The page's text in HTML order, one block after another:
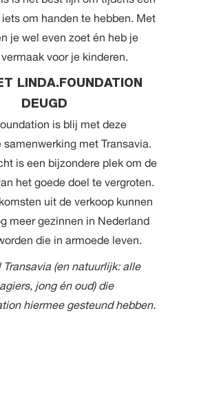
om handen te hebben. Met
je wel even zoet én heb je
voor je kinderen.
LINDA.FOUNDATION
DEUGD
is blij met deze
met Transavia.
is een bijzondere plek om de
het goede doel te vergroten.
uit de verkoop kunnen
meer gezinnen in Nederland
die in armoede leven.
Transavia (en natuurlijk: alle
jong én oud) die
hiermee gesteund hebben.